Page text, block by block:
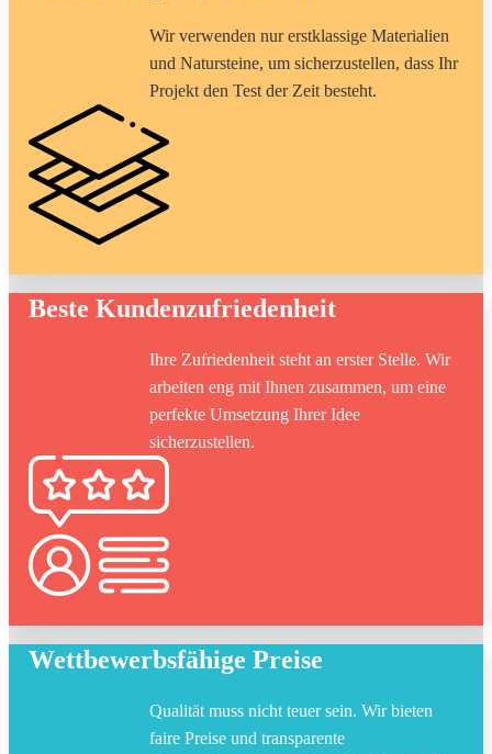
Wir verwenden nur erstklassige Materialien
und Natursteine, um sicherzustellen, dass Ihr
Projekt den Test der Zeit besteht.
Beste ​Kundenzufriedenheit
Ihre Zufriedenheit steht an erster Stelle. Wir
arbeiten eng mit Ihnen zusammen, um eine
perfekte Umsetzung Ihrer Idee
sicherzustellen.
Wettbewerbsfähige Preise
Qualität muss nicht teuer sein. Wir bieten
faire Preise und transparente